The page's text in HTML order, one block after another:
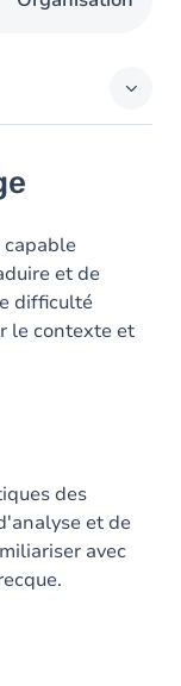
capable
et de
difficulté
le contexte et
des
et de
avec